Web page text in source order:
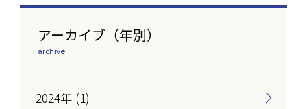
アーカイブ（年別）
archive
2024年 (1)